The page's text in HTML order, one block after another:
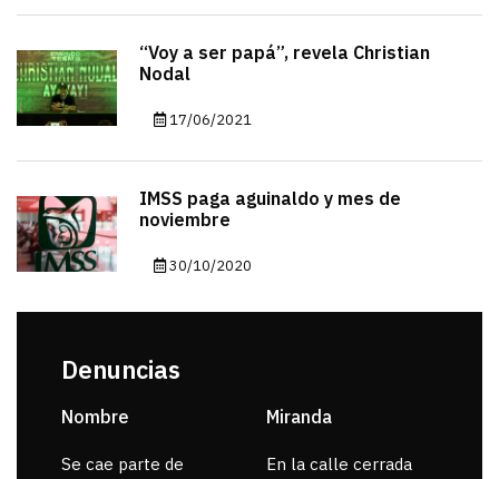
“Voy a ser papá”, revela Christian
Nodal
17/06/2021
IMSS paga aguinaldo y mes de
noviembre
30/10/2020
Denuncias
Nombre
Se cae parte de
Miranda
En la calle cerrada